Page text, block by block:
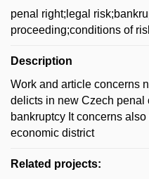
penal right;legal
proceeding;conditions of
Description
Work and article concerns
delicts in new Czech penal
bankruptcy It concerns
economic district
Related projects: